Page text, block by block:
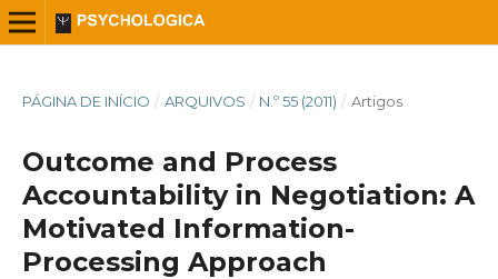
PÁGINA DE INÍCIO / ARQUIVOS / N.º 55 (2011) / Artigos
Outcome and Process
Accountability in Negotiation: A
Motivated Information-
Processing Approach